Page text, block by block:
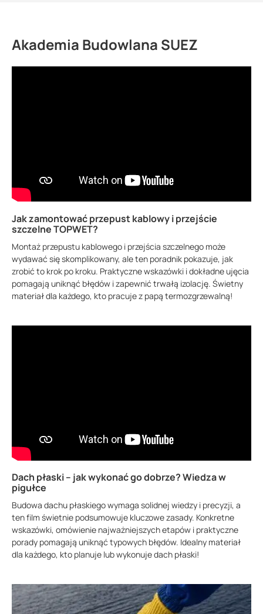
Akademia Budowlana SUEZ
Jak zamontować przepust kablowy i przejście
szczelne TOPWET?
Montaż przepustu kablowego i przejścia szczelnego może
wydawać się skomplikowany, ale ten poradnik pokazuje, jak
zrobić to krok po kroku. Praktyczne wskazówki i dokładne ujęcia
pomagają uniknąć błędów i zapewnić trwałą izolację. Świetny
materiał dla każdego, kto pracuje z papą termozgrzewalną!
Dach płaski – jak wykonać go dobrze? Wiedza w
pigułce
Budowa dachu płaskiego wymaga solidnej wiedzy i precyzji, a
ten film świetnie podsumowuje kluczowe zasady. Konkretne
wskazówki, omówienie najważniejszych etapów i praktyczne
porady pomagają uniknąć typowych błędów. Idealny materiał
dla każdego, kto planuje lub wykonuje dach płaski!